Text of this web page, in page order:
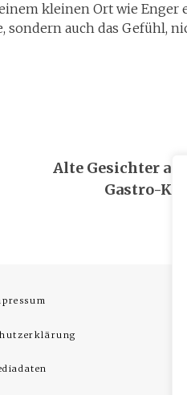
kleinen Ort wie
auch das Gefühl,
Alte Gesichter an
Gastro-